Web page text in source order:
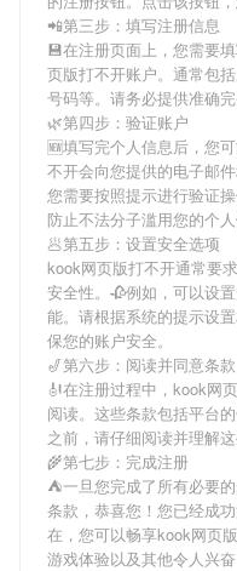
📲第三步：填写注册信息
💾在注册页面上，您需要
页版打不开账户。通常包
号码等。请务必提供准确
🌿第四步：验证账户
🆕填写完个人信息后，您
不开会向您提供的电子邮
您需要按照提示进行验证
防止不法分子滥用您的个人
🥟第五步：设置安全选项
kook网页版打不开通常要
安全性。🥀例如，可以设
能。请根据系统的提示设
保您的账户安全。
🎷第六步：阅读并同意条款
🎻在注册过程中， kook网
阅读。这些条款包括平台
之前，请仔细阅读并理解
🌾第七步：完成注册
⛺️一旦您完成了所有必要
条款，恭喜您！您已经成
在，您可以畅享kook网页
游戏体验以及其他令人兴奋